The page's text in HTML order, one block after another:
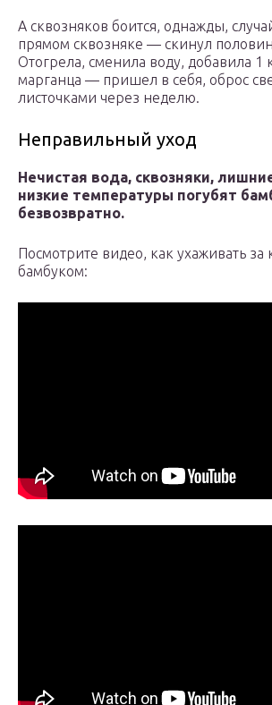
А сквозняков боится, однажды,
прямом сквозняке — скинул
Отогрела, сменила воду, добавила 1
марганца — пришел в себя, оброс
листочками через неделю.
Неправильный уход
Нечистая вода, сквозняки,
низкие температуры погубят
безвозвратно.
Посмотрите видео, как ухаживать
бамбуком: